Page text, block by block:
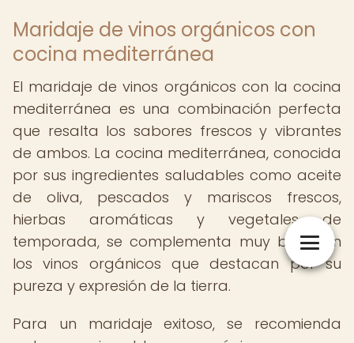
Maridaje de vinos orgánicos con
cocina mediterránea
El maridaje de vinos orgánicos con la cocina
mediterránea es una combinación perfecta
que resalta los sabores frescos y vibrantes
de ambos. La cocina mediterránea, conocida
por sus ingredientes saludables como aceite
de oliva, pescados y mariscos frescos,
hierbas aromáticas y vegetales de
temporada, se complementa muy bien con
los vinos orgánicos que destacan por su
pureza y expresión de la tierra.
Para un maridaje exitoso, se recomienda